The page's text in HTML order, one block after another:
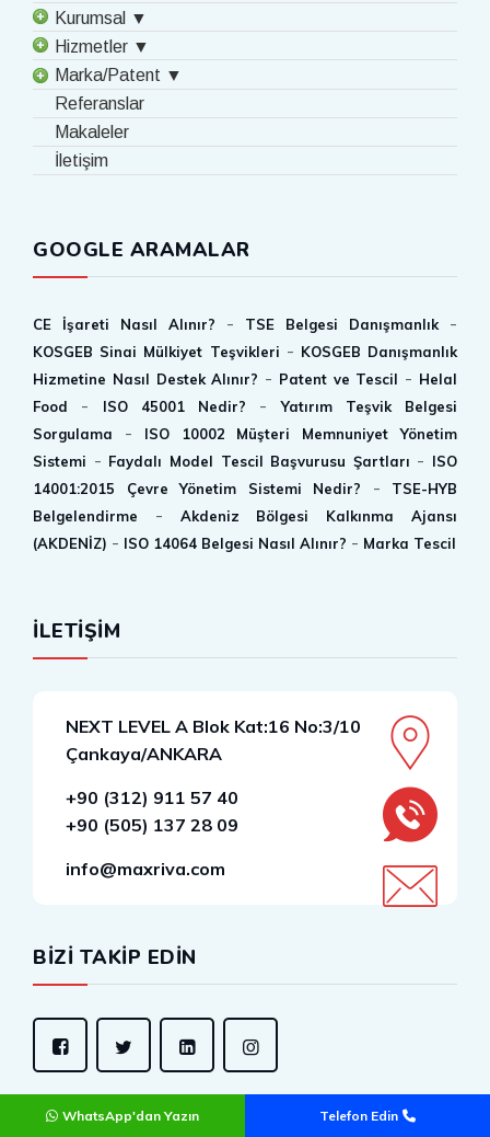
Kurumsal ▼
Hizmetler ▼
Marka/Patent ▼
Referanslar
Makaleler
İletişim
GOOGLE ARAMALAR
CE İşareti Nasıl Alınır? - TSE Belgesi Danışmanlık-
KOSGEB Sinai Mülkiyet Teşvikleri - KOSGEB Danışmanlık
Hizmetine Nasıl Destek Alınır? - Patent ve Tescil - Helal
Food
- ISO 45001 Nedir? -Yatırım Teşvik Belgesi
Sorgulama
-
ISO 10002 Müşteri Memnuniyet Yönetim
Sistemi - Faydalı Model Tescil Başvurusu Şartları - ISO
14001:2015 Çevre Yönetim Sistemi Nedir?
-
TSE-HYB
Belgelendirme
-
Akdeniz Bölgesi Kalkınma Ajansı
(AKDENİZ) - ISO 14064 Belgesi Nasıl Alınır? - Marka Tescil
İLETİŞİM
NEXT LEVEL A Blok Kat:16 No:3/10
Çankaya/ANKARA
+90 (312) 911 57 40
+90 (505) 137 28 09
info@maxriva.com
BİZİ TAKİP EDİN
WhatsApp'dan Yazın Telefon Edin